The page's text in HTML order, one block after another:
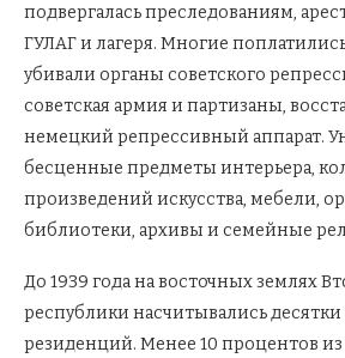
подвергалась преследованиям,
ГУЛАГ и лагеря. Многие
убивали органы советского
советская армия и партизаны,
немецкий репрессивный аппарат.
бесценные предметы интерьера,
произведений искусства, мебели,
библиотеки, архивы и семейные
До 1939 года на восточных землях
республики насчитывались
резиденций. Менее 10 процентов